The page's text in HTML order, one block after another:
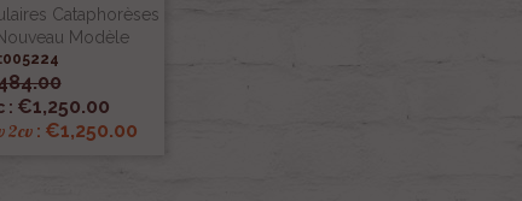
Cataphorèses
Modèle
: €1,250.00
2cv : €1,250.00
view